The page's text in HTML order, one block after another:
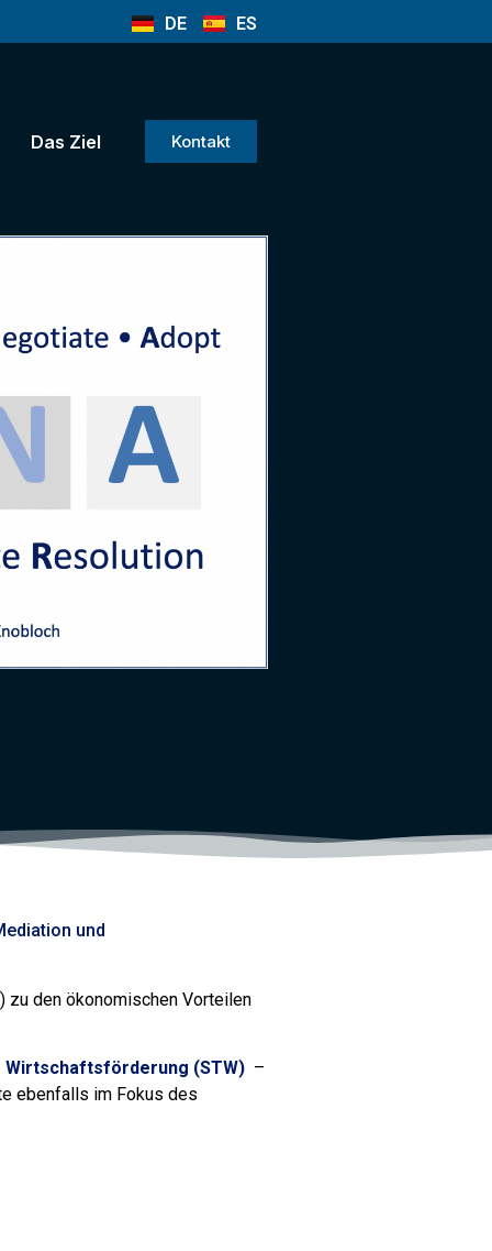
DE ES
Das Ziel Kontakt
und
zu den ökonomischen Vorteilen
(STW) –
ebenfalls im Fokus des